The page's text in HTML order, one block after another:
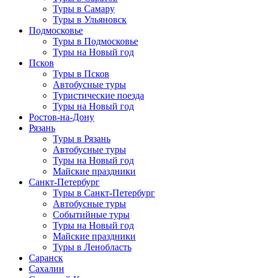
Туры в Самару
Туры в Ульяновск
Подмосковье
Туры в Подмосковье
Туры на Новый год
Псков
Туры в Псков
Автобусные туры
Туристические поезда
Туры на Новый год
Ростов-на-Дону
Рязань
Туры в Рязань
Автобусные туры
Туры на Новый год
Майские праздники
Санкт-Петербург
Туры в Санкт-Петербург
Автобусные туры
Событийные туры
Туры на Новый год
Майские праздники
Туры в Ленобласть
Саранск
Сахалин